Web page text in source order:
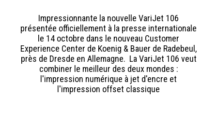
Impressionnante la nouvelle VariJet 106
présentée officiellement à la presse internationale
le 14 octobre dans le nouveau Customer
Experience Center de Koenig & Bauer de Radebeul,
près de Dresde en Allemagne. La VariJet 106 veut
combiner le meilleur des deux mondes :
l'impression numérique à jet d'encre et
l'impression offset classique